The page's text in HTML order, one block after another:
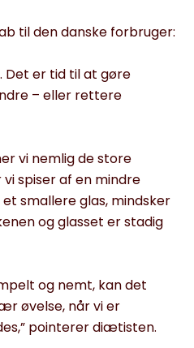
til den danske forbruger:
Det er tid til at gøre
– eller rettere
vi nemlig de store
spiser af en mindre
smallere glas, mindsker
og glasset er stadig
og nemt, kan det
øvelse, når vi er
pointerer diætisten.